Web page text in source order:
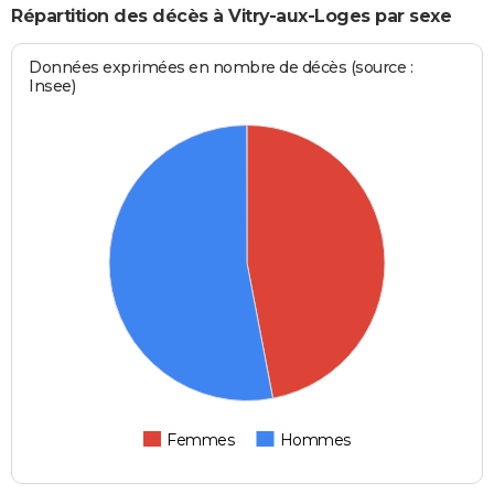
Répartition des décès à Vitry-aux-Loges par sexe
Données exprimées en nombre de décès (source :
Insee)
Femmes Hommes